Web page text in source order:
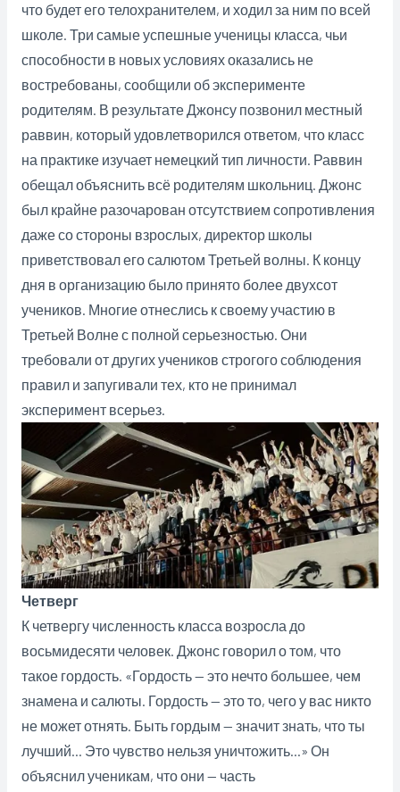
что будет его телохранителем, и ходил за ним по всей
школе. Три самые успешные ученицы класса, чьи
способности в новых условиях оказались не
востребованы, сообщили об эксперименте
родителям. В результате Джонсу позвонил местный
раввин, который удовлетворился ответом, что класс
на практике изучает немецкий тип личности. Раввин
обещал объяснить всё родителям школьниц. Джонс
был крайне разочарован отсутствием сопротивления
даже со стороны взрослых, директор школы
приветствовал его салютом Третьей волны. К концу
дня в организацию было принято более двухсот
учеников. Многие отнеслись к своему участию в
Третьей Волне с полной серьезностью. Они
требовали от других учеников строгого соблюдения
правил и запугивали тех, кто не принимал
эксперимент всерьез.
Четверг
К четвергу численность класса возросла до
восьмидесяти человек. Джонс говорил о том, что
такое гордость. «Гордость — это нечто большее, чем
знамена и салюты. Гордость — это то, чего у вас никто
не может отнять. Быть гордым — значит знать, что ты
лучший… Это чувство нельзя уничтожить…» Он
объяснил ученикам, что они — часть